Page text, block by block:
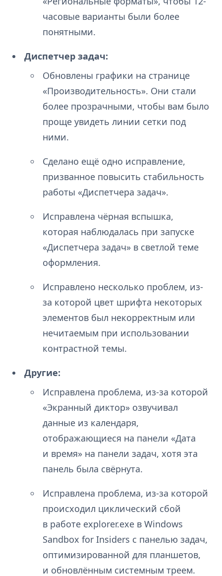
часовые варианты были более
понятными.
Диспетчер задач:
Обновлены графики на странице
«Производительность». Они стали
более прозрачными, чтобы вам было
проще увидеть линии сетки под
ними.
Сделано ещё одно исправление,
призванное повысить стабильность
работы «Диспетчера задач».
Исправлена чёрная вспышка,
которая наблюдалась при запуске
«Диспетчера задач» в светлой теме
оформления.
Исправлено несколько проблем, из-
за которой цвет шрифта некоторых
элементов был некорректным или
нечитаемым при использовании
контрастной темы.
Другие:
Исправлена проблема, из-за которой
«Экранный диктор» озвучивал
данные из календаря,
отображающиеся на панели «Дата
и время» на панели задач, хотя эта
панель была свёрнута.
Исправлена проблема, из-за которой
происходил циклический сбой
в работе explorer.exe в Windows
Sandbox for Insiders с панелью задач,
оптимизированной для планшетов,
и обновлённым системным треем.